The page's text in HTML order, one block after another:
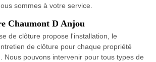
sommes à votre service.
Chaumont D Anjou
de clôture propose l'installation, le
de clôture pour chaque propriété
Nous pouvons intervenir pour tous types de